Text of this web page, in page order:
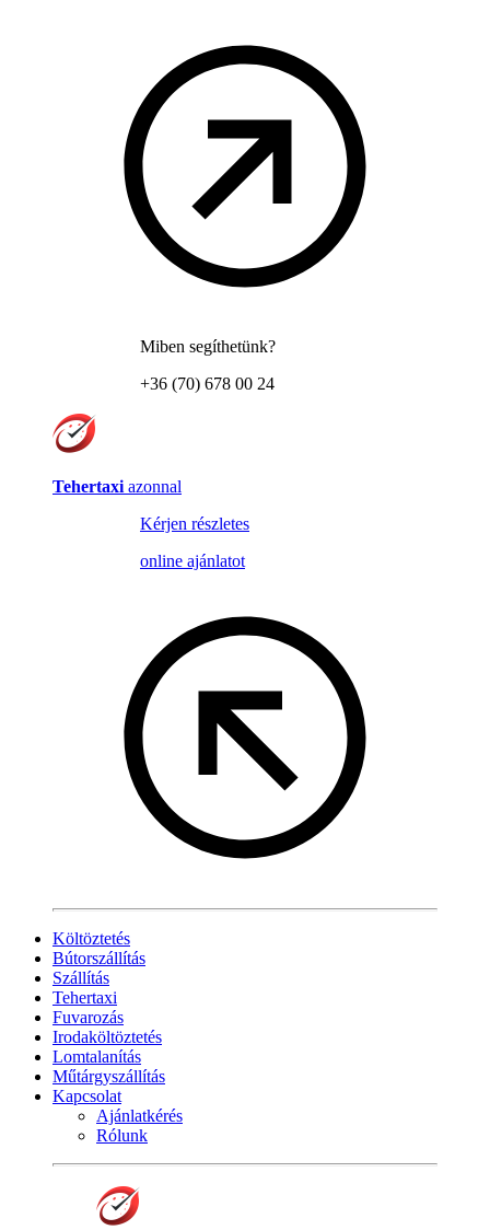
Miben segíthetünk?
+36 (70) 678 00 24
Tehertaxi azonnal
Kérjen részletes
online ajánlatot
Költöztetés
Bútorszállítás
Szállítás
Tehertaxi
Fuvarozás
Irodaköltöztetés
Lomtalanítás
Műtárgyszállítás
Kapcsolat
Ajánlatkérés
Rólunk